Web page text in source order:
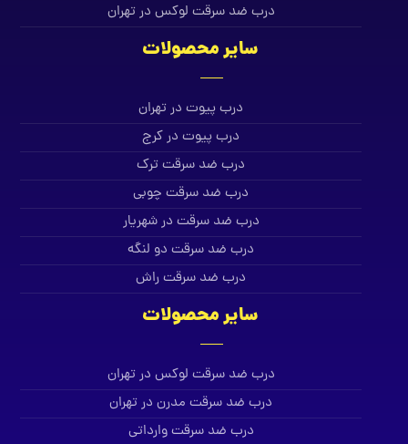
درب ضد سرقت لوکس در تهران
سایر محصولات
درب پیوت در تهران
درب پیوت در کرج
درب ضد سرقت ترک
درب ضد سرقت چوبی
درب ضد سرقت در شهریار
درب ضد سرقت دو لنگه
درب ضد سرقت راش
سایر محصولات
درب ضد سرقت لوکس در تهران
درب ضد سرقت مدرن در تهران
درب ضد سرقت وارداتی